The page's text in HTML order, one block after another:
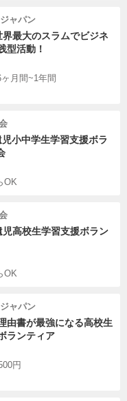
ャパン
界最大のスラムでビジネ
型活動！
月間~1年間
小中学生学習支援ボラ
OK
児高校生学習支援ボラン
OK
ャパン
由書が最強になる高校生
ランティア
円